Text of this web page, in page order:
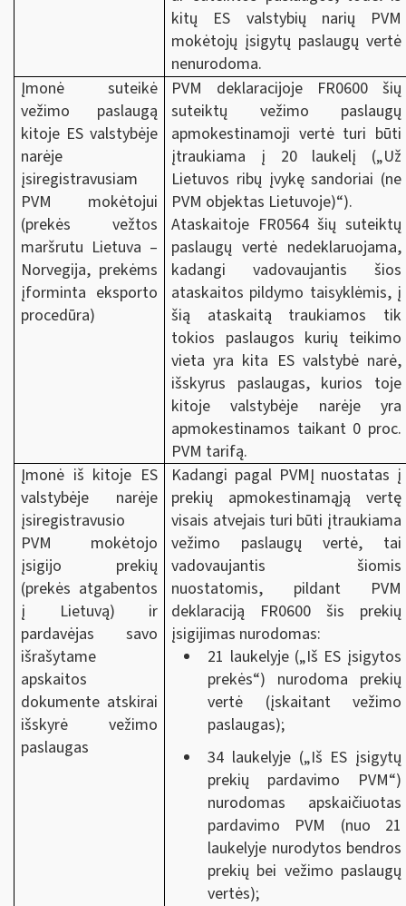
kitų ES valstybių narių PVM
mokėtojų įsigytų paslaugų vertė
nenurodoma.
Įmonė suteikė
vežimo paslaugą
kitoje ES valstybėje
narėje
įsiregistravusiam
PVM mokėtojui
(prekės vežtos
maršrutu Lietuva –
Norvegija, prekėms
įforminta eksporto
procedūra)
PVM deklaracijoje FR0600 šių
suteiktų vežimo paslaugų
apmokestinamoji vertė turi būti
įtraukiama į 20 laukelį („Už
Lietuvos ribų įvykę sandoriai (ne
PVM objektas Lietuvoje)“).
Ataskaitoje FR0564 šių suteiktų
paslaugų vertė nedeklaruojama,
kadangi vadovaujantis šios
ataskaitos pildymo taisyklėmis, į
šią ataskaitą traukiamos tik
tokios paslaugos kurių teikimo
vieta yra kita ES valstybė narė,
išskyrus paslaugas, kurios toje
kitoje valstybėje narėje yra
apmokestinamos taikant 0 proc.
PVM tarifą.
Įmonė iš kitoje ES
valstybėje narėje
įsiregistravusio
PVM mokėtojo
įsigijo prekių
(prekės atgabentos
į Lietuvą) ir
pardavėjas savo
išrašytame
apskaitos
dokumente atskirai
išskyrė vežimo
paslaugas
Kadangi pagal PVMĮ nuostatas į
prekių apmokestinamąją vertę
visais atvejais turi būti įtraukiama
vežimo paslaugų vertė, tai
vadovaujantis šiomis
nuostatomis, pildant PVM
deklaraciją FR0600 šis prekių
įsigijimas nurodomas:
21 laukelyje („Iš ES įsigytos
prekės“) nurodoma prekių
vertė (įskaitant vežimo
paslaugas);
34 laukelyje („Iš ES įsigytų
prekių pardavimo PVM“)
nurodomas apskaičiuotas
pardavimo PVM (nuo 21
laukelyje nurodytos bendros
prekių bei vežimo paslaugų
vertės);